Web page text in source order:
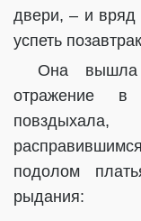
двери, – и
успеть
Она
отражение в
подолом
рыдания: